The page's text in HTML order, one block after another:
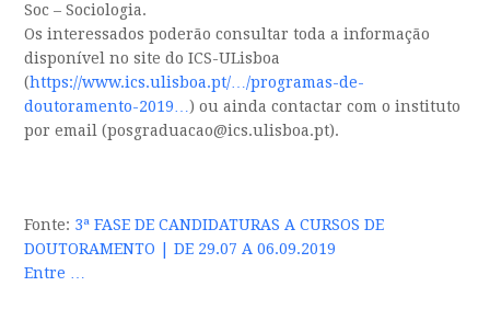
Soc – Sociologia.
Os interessados poderão consultar toda a informação
disponível no site do ICS-ULisboa
(https://www.ics.ulisboa.pt/…/programas-de-
doutoramento-2019…) ou ainda contactar com o instituto
por email (posgraduacao@ics.ulisboa.pt).
Fonte: 3ª FASE DE CANDIDATURAS A CURSOS DE
DOUTORAMENTO | DE 29.07 A 06.09.2019
Entre …